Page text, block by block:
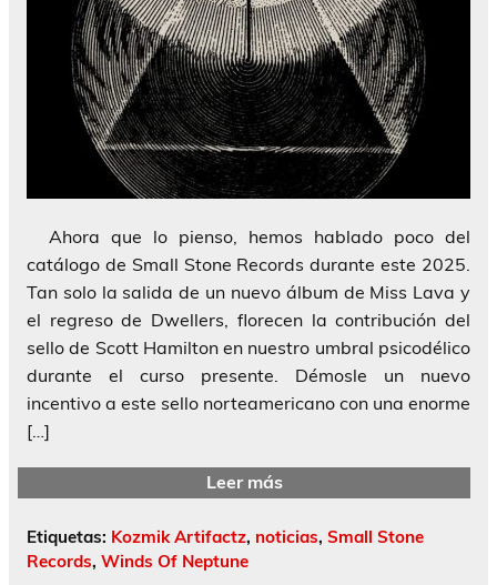
Ahora que lo pienso, hemos hablado poco del
catálogo de Small Stone Records durante este 2025.
Tan solo la salida de un nuevo álbum de Miss Lava y
el regreso de Dwellers, florecen la contribución del
sello de Scott Hamilton en nuestro umbral psicodélico
durante el curso presente. Démosle un nuevo
incentivo a este sello norteamericano con una enorme
[…]
Leer más
Etiquetas: Kozmik Artifactz, noticias, Small Stone
Records, Winds Of Neptune